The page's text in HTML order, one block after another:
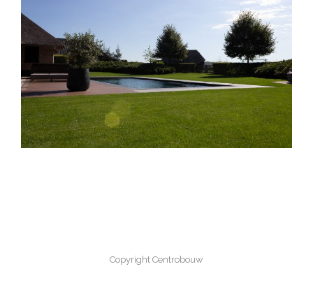
ZWEMBAD LUNTEREN
Nieuwbouw·Zwembaden
Copyright Centrobouw